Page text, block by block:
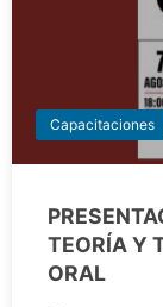
Capacitaciones
TEORÍA Y
ORAL